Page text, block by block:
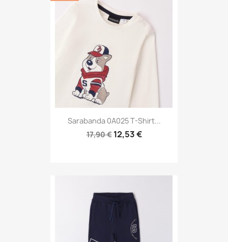
Sarabanda 0A025 T-Shirt...
17,90 € 12,53 €